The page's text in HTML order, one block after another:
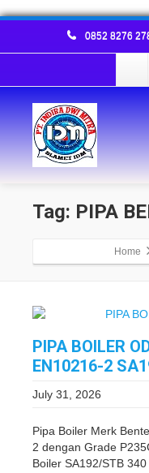
0852 8276
Tag: PIPA
Home
PIPA BOILER
EN10216-2
July 31, 2026
Pipa Boiler Merk
2 dengan Grade
Boiler SA192/STB